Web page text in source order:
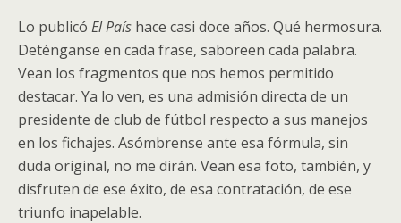
Lo publicó El País hace casi doce años. Qué hermosura.
Deténganse en cada frase, saboreen cada palabra.
Vean los fragmentos que nos hemos permitido
destacar. Ya lo ven, es una admisión directa de un
presidente de club de fútbol respecto a sus manejos
en los fichajes. Asómbrense ante esa fórmula, sin
duda original, no me dirán. Vean esa foto, también, y
disfruten de ese éxito, de esa contratación, de ese
triunfo inapelable.